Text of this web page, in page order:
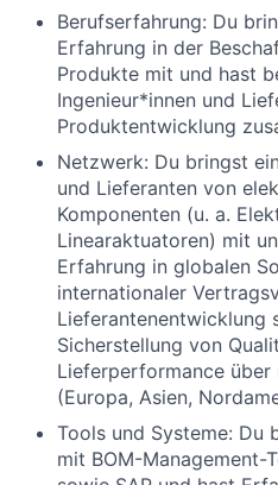
Berufserfahrung: Du
Erfahrung in der
Produkte mit und hast
Ingenieur*innen und
Produktentwicklung
Netzwerk: Du bringst
und Lieferanten von
Komponenten (u. a.
Linearaktuatoren) mit
Erfahrung in globalen
internationaler
Lieferantenentwicklung
Sicherstellung von
Lieferperformance über
(Europa, Asien,
Tools und Systeme: Du
mit BOM-Management-